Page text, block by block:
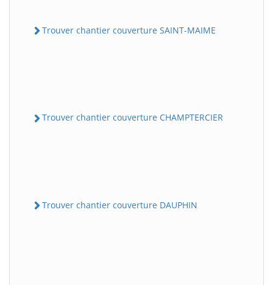
Trouver chantier couverture SAINT-MAIME
Trouver chantier couverture CHAMPTERCIER
Trouver chantier couverture DAUPHIN